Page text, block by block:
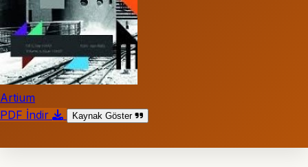
Artium
PDF İndir
Kaynak Göster